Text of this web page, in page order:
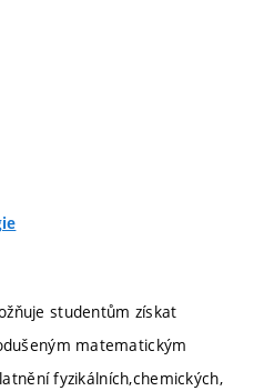
studentům získat
matematickým
fyzikálních,chemických,